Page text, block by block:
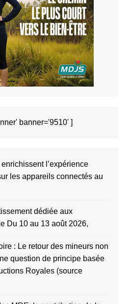
banner='9510' ]
l’expérience
les appareils connectés au
dédiée aux
Du 10 au 13 août 2026,
: Le retour des mineurs non
question de principe basée
Royales (source